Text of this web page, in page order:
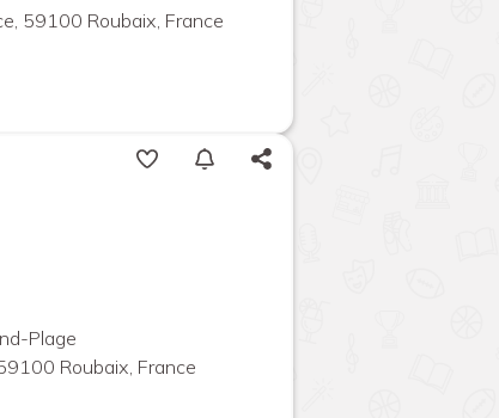
59100 Roubaix, France
Plage
Roubaix, France